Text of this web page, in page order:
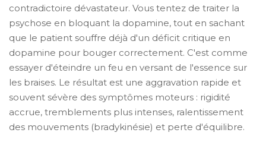
contradictoire dévastateur. Vous tentez de traiter la
psychose en bloquant la dopamine, tout en sachant
que le patient souffre déjà d'un déficit critique en
dopamine pour bouger correctement. C'est comme
essayer d'éteindre un feu en versant de l'essence sur
les braises. Le résultat est une aggravation rapide et
souvent sévère des symptômes moteurs : rigidité
accrue, tremblements plus intenses, ralentissement
des mouvements (bradykinésie) et perte d'équilibre.